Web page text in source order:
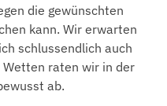
die gewünschten
kann. Wir erwarten
schlussendlich auch
raten wir in der
ab.